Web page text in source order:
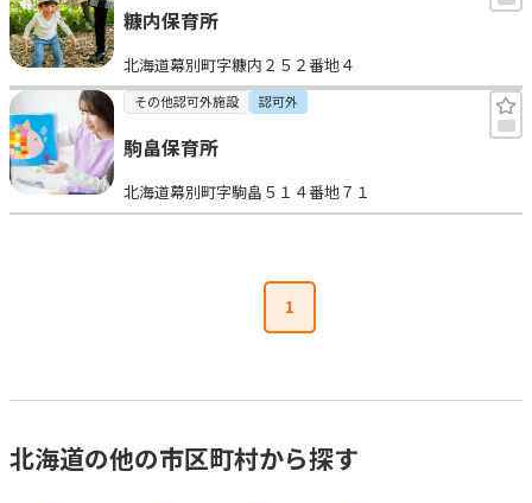
糠内保育所
北海道幕別町字糠内２５２番地４
その他認可外施設 認可外
駒畠保育所
北海道幕別町字駒畠５１４番地７１
1
北海道の他の市区町村から探す